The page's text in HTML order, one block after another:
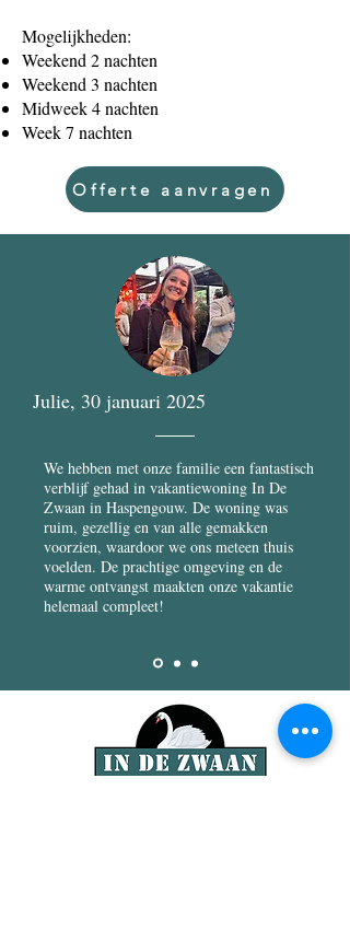
Mogelijkheden:
Weekend 2 nachten
Weekend 3 nachten
Midweek 4 nachten
Week 7 nachten
Offerte aanvragen
Julie, 30 januari 2025
We hebben met onze familie een fantastisch
verblijf gehad in vakantiewoning In De
Zwaan in Haspengouw. De woning was
ruim, gezellig en van alle gemakken
voorzien, waardoor we ons meteen thuis
voelden. De prachtige omgeving en de
warme ontvangst maakten onze vakantie
helemaal compleet!